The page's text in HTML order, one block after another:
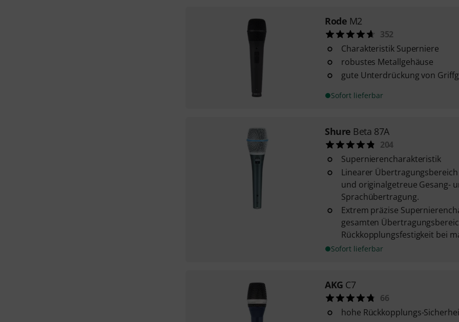
Rode M2
352
Charakteristik Superniere
robustes Metallgehäuse
gute Unterdrückung von
Sofort lieferbar
Shure Beta 87A
204
Supernierencharakteristik
Linearer
und originalgetreue Gesang-
Sprachübertragung.
Extrem präzise
gesamten
Rückkopplungsfestigkeit bei
Sofort lieferbar
AKG C7
66
hohe Rückkopplungs-